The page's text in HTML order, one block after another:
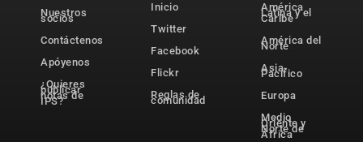
Nuestros
socios
Contáctenos
Apóyenos
¿Quieres
publicar
notas de
IPS?
Inicio
Twitter
Facebook
Flickr
Reglas de
comunidad
América
Latina y el
Caribe
América del
Norte
Asia-
Pacífico
Europa
Medio
Oriente y
Norte de
África